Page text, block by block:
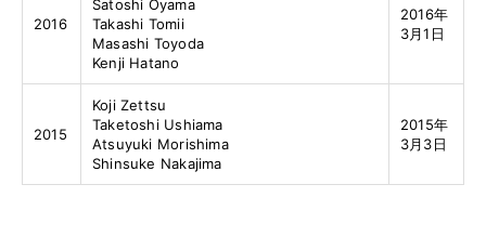
2016
Satoshi Oyama
Takashi Tomii
Masashi Toyoda
Kenji Hatano
2016年
3月1日
2015
Koji Zettsu
Taketoshi Ushiama
Atsuyuki Morishima
Shinsuke Nakajima
2015年
3月3日